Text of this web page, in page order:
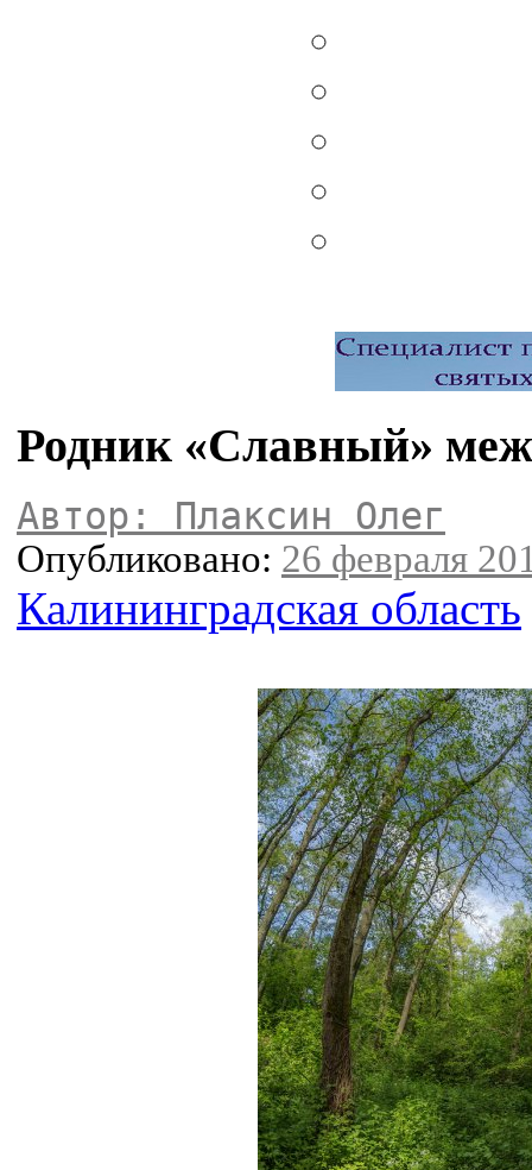
Родник «Славный»
Автор: Плаксин Олег
Опубликовано: 26 февраля
Калининградская область